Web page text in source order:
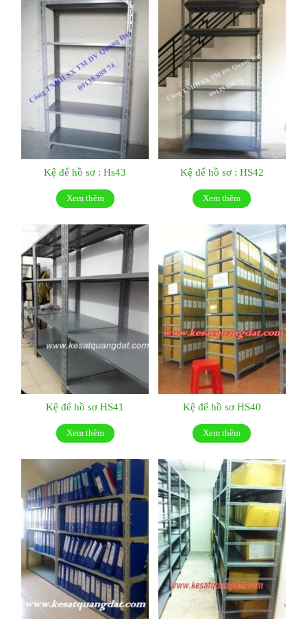
Kệ để hồ sơ : Hs43
Xem thêm
Kệ để hồ sơ : HS42
Xem thêm
Kệ để hồ sơ HS41
Xem thêm
Kệ để hồ sơ HS40
Xem thêm